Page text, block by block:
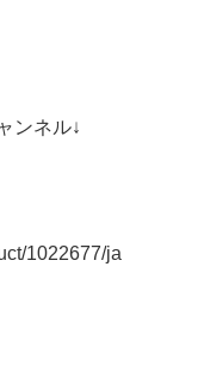
ンネル↓
1022677/ja